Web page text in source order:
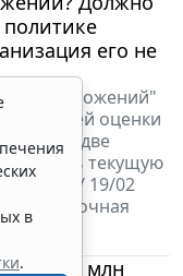
его не
вложений"
оценки
на две
текущую
ПБУ 19/02
рыночная
60 млн
в